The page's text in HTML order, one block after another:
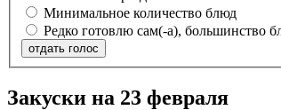
Минимальное количество блюд
Редко готовлю сам(-а), большинство
отдать голос
Закуски на 23 февраля